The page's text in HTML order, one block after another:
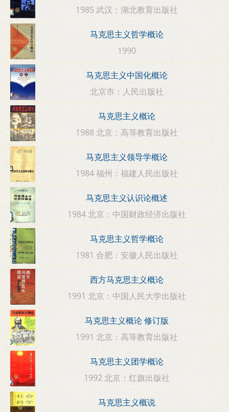
1985 武汉：湖北教育出版社
马克思主义哲学概论
1990
马克思主义中国化概论
北京市：人民出版社
马克思主义概论
1988 北京：高等教育出版社
马克思主义领导学概论
1984 福州：福建人民出版社
马克思主义认识论概述
1984 北京：中国财政经济出版社
马克思主义哲学概论
1981 合肥：安徽人民出版社
西方马克思主义概论
1991 北京：中国人民大学出版社
马克思主义概论 修订版
1991 北京：高等教育出版社
马克思主义团学概论
1992 北京：红旗出版社
马克思主义概说